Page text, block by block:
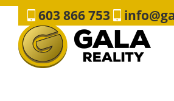
603 866 753